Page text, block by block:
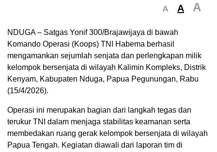
A A A
NDUGA – Satgas Yonif 300/Brajawijaya di bawah
Komando Operasi (Koops) TNI Habema berhasil
mengamankan sejumlah senjata dan perlengkapan milik
kelompok bersenjata di wilayah Kalimin Kompleks, Distrik
Kenyam, Kabupaten Nduga, Papua Pegunungan, Rabu
(15/4/2026).
Operasi ini merupakan bagian dari langkah tegas dan
terukur TNI dalam menjaga stabilitas keamanan serta
membedakan ruang gerak kelompok bersenjata di wilayah
Papua Tengah. Kegiatan diawali dari laporan tim di